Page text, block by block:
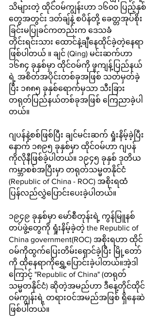
သိများတဲ့ ထိုင်ဝမ်ကျွန်းဟာ ၁၆၀၀ ပြည့်နှစ်
တွေအတွင်း ဒတ်ချ်နဲ့ စပိန်တို့ ခေတ္တအုပ်စိုး
ခြင်းမပြုခင်ကတည်းက ဒေသခံ
တိုင်းရင်းသား ထောင်နဲ့ချီနေထိုင်ခဲ့တဲ့နေရာ
ဖြစ်ပါတယ် ။ ချင် (Qing) မင်းဆက်ဟာ
၁၆၈၄ ခုနှစ်မှာ ထိုင်ဝမ်ကို ဖူကျန့်ပြည်နယ်
ရဲ့ အစိတ်အပိုင်းတစ်ခုအဖြစ် သတ်မှတ်ခဲ့
ပြီး ၁၈၈၅ ခုနှစ်ရောက်မှသာ သီးခြား
တရုတ်ပြည်နယ်တစ်ခုအဖြစ် ကြေညာခဲ့ပါ
တယ်။
ဂျပန်နဲ့စစ်ဖြစ်ပြီး ချင်မင်းဆက် ရှုံးနိမ့်ခဲ့ပြီး
နောက် ၁၈၉၅ ခုနှစ်မှာ ထိုင်ဝမ်ဟာ ဂျပန်
ကိုလိုနီဖြစ်ခဲ့ပါတယ်။ ၁၉၄၅ ခုနှစ် ဒုတိယ
ကမ္ဘာစစ်အပြီးမှာ တရုတ်သမ္မတနိုင်ငံ
(Republic of China - ROC) အစိုးရထံ
ပြန်လည်လွှဲပြောင်းပေးခဲ့ပါတယ်။
၁၉၄၉ ခုနှစ်မှာ မော်စီတုန်းရဲ့ ကွန်မြူနစ်
တပ်ဖွဲ့တွေကို ရှုံးနိမ့်ခဲ့တဲ့ the Republic of
China government(ROC) အစိုးရဟာ ထိုင်
ဝမ်ကိုထွက်ပြေးတိမ်းရှောင်ခဲ့ပြီး မြို့တော်
ကို ထိုနေရာကိုရွှေ့ပြောင်းခဲ့ပါတယ်။အဲ့ဒါ
ကြောင့် "Republic of China" (တရုတ်
သမ္မတနိုင်ငံ) ဆိုတဲ့အမည်ဟာ ဒီနေ့တိုင်ထိုင်
ဝမ်ကျွန်းရဲ့ တရားဝင်အမည်အဖြစ် ရှိနေဆဲ
ဖြစ်ပါတယ်။